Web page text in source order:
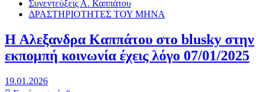
Συνεντεύξεις Α. Καππάτου
ΔΡΑΣΤΗΡΙΟΤΗΤΕΣ ΤΟΥ ΜΗΝΑ
Η Αλεξανδρα Καππάτου στο blusky στην
εκπομπή κοινωνία έχεις λόγο 07/01/2025
19.01.2026